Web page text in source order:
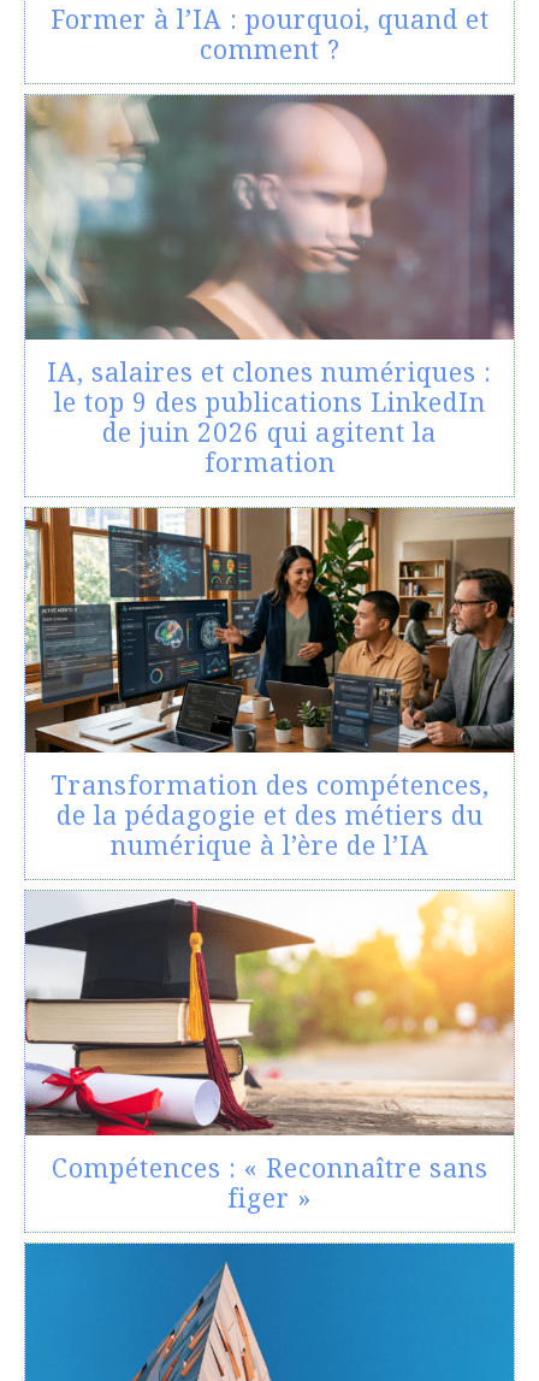
Former à l’IA : pourquoi, quand et
comment ?
IA, salaires et clones numériques :
le top 9 des publications LinkedIn
de juin 2026 qui agitent la
formation
Transformation des compétences,
de la pédagogie et des métiers du
numérique à l’ère de l’IA
Compétences : « Reconnaître sans
figer »